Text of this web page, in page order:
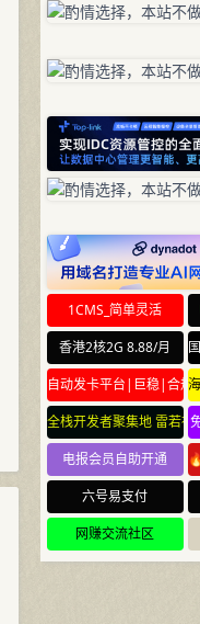
1CMS_简单灵活
香港2核2G 8.88/月
自动发卡平台|巨稳|合规
全栈开发者聚集地 雷若
电报会员自助开通
六号易支付
网赚交流社区